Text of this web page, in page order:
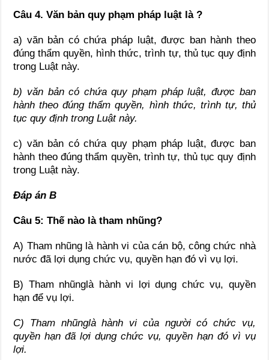
Câu 4. Văn bản quy phạm pháp luật là ?
a) văn bản có chứa pháp luật, được ban hành theo
đúng thẩm quyền, hình thức, trình tự, thủ tục quy định
trong Luật này.
b) văn bản có chứa quy phạm pháp luật, được ban
hành theo đúng thẩm quyền, hình thức, trình tự, thủ
tục quy định trong Luật này.
c) văn bản có chứa quy phạm pháp luật, được ban
hành theo đúng thẩm quyền, trình tự, thủ tục quy định
trong Luật này.
Đáp án B
Câu 5: Thế nào là tham nhũng?
A) Tham nhũng là hành vi của cán bộ, công chức nhà
nước đã lợi dụng chức vụ, quyền hạn đó vì vụ lợi.
B) Tham nhũnglà hành vi lợi dụng chức vụ, quyền
hạn để vụ lợi.
C) Tham nhũnglà hành vi của người có chức vụ,
quyền hạn đã lợi dụng chức vụ, quyền hạn đó vì vụ
lợi.